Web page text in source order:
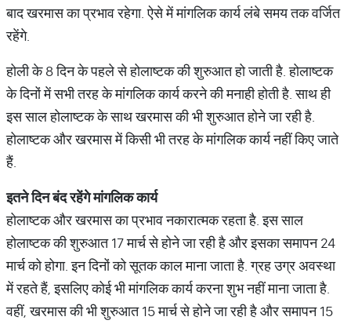
बाद खरमास का प्रभाव रहेगा. ऐसे में मांगलिक कार्य लंबे समय तक वर्जित
रहेंगे.
होली के 8 दिन के पहले से होलाष्टक की शुरुआत हो जाती है. होलाष्टक
के दिनों में सभी तरह के मांगलिक कार्य करने की मनाही होती है. साथ ही
इस साल होलाष्टक के साथ खरमास की भी शुरुआत होने जा रही है.
होलाष्टक और खरमास में किसी भी तरह के मांगलिक कार्य नहीं किए जाते
हैं.
इतनेदिनबंदरहेंगेमांगलिककार्य
होलाष्टक और खरमास का प्रभाव नकारात्मक रहता है. इस साल
होलाष्टक की शुरुआत 17 मार्च से होने जा रही है और इसका समापन 24
मार्च को होगा. इन दिनों को सूतक काल माना जाता है. ग्रह उग्र अवस्था
में रहते हैं, इसलिए कोई भी मांगलिक कार्य करना शुभ नहीं माना जाता है.
वहीं, खरमास की भी शुरुआत 15 मार्च से होने जा रही है और समापन 15